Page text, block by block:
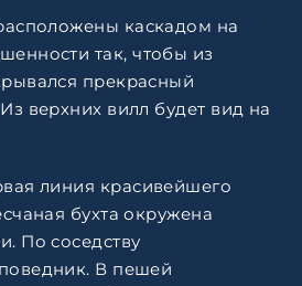
каскадом на
так, чтобы из
прекрасный
верхних вилл будет вид на
линия красивейшего
бухта окружена
По соседству
В пешей